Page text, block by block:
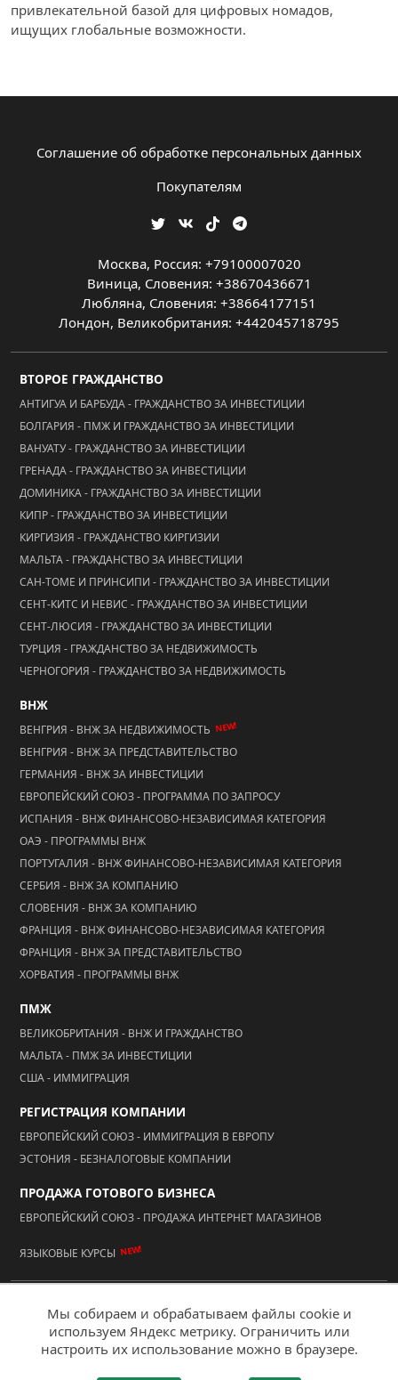
привлекательной базой для цифровых номадов,
ищущих глобальные возможности.
Соглашение об обработке персональных данных
Покупателям
Москва, Россия: +79100007020
Виница, Словения: +38670436671
Любляна, Словения: +38664177151
Лондон, Великобритания: +442045718795
ВТОРОЕ ГРАЖДАНСТВО
АНТИГУА И БАРБУДА - ГРАЖДАНСТВО ЗА ИНВЕСТИЦИИ
БОЛГАРИЯ - ПМЖ И ГРАЖДАНСТВО ЗА ИНВЕСТИЦИИ
ВАНУАТУ - ГРАЖДАНСТВО ЗА ИНВЕСТИЦИИ
ГРЕНАДА - ГРАЖДАНСТВО ЗА ИНВЕСТИЦИИ
ДОМИНИКА - ГРАЖДАНСТВО ЗА ИНВЕСТИЦИИ
КИПР - ГРАЖДАНСТВО ЗА ИНВЕСТИЦИИ
КИРГИЗИЯ - ГРАЖДАНСТВО КИРГИЗИИ
МАЛЬТА - ГРАЖДАНСТВО ЗА ИНВЕСТИЦИИ
САН-ТОМЕ И ПРИНСИПИ - ГРАЖДАНСТВО ЗА ИНВЕСТИЦИИ
СЕНТ-КИТС И НЕВИС - ГРАЖДАНСТВО ЗА ИНВЕСТИЦИИ
СЕНТ-ЛЮСИЯ - ГРАЖДАНСТВО ЗА ИНВЕСТИЦИИ
ТУРЦИЯ - ГРАЖДАНСТВО ЗА НЕДВИЖИМОСТЬ
ЧЕРНОГОРИЯ - ГРАЖДАНСТВО ЗА НЕДВИЖИМОСТЬ
ВНЖ
ВЕНГРИЯ - ВНЖ ЗА НЕДВИЖИМОСТЬ NEW!
ВЕНГРИЯ - ВНЖ ЗА ПРЕДСТАВИТЕЛЬСТВО
ГЕРМАНИЯ - ВНЖ ЗА ИНВЕСТИЦИИ
ЕВРОПЕЙСКИЙ СОЮЗ - ПРОГРАММА ПО ЗАПРОСУ
ИСПАНИЯ - ВНЖ ФИНАНСОВО-НЕЗАВИСИМАЯ КАТЕГОРИЯ
ОАЭ - ПРОГРАММЫ ВНЖ
ПОРТУГАЛИЯ - ВНЖ ФИНАНСОВО-НЕЗАВИСИМАЯ КАТЕГОРИЯ
СЕРБИЯ - ВНЖ ЗА КОМПАНИЮ
СЛОВЕНИЯ - ВНЖ ЗА КОМПАНИЮ
ФРАНЦИЯ - ВНЖ ФИНАНСОВО-НЕЗАВИСИМАЯ КАТЕГОРИЯ
ФРАНЦИЯ - ВНЖ ЗА ПРЕДСТАВИТЕЛЬСТВО
ХОРВАТИЯ - ПРОГРАММЫ ВНЖ
ПМЖ
ВЕЛИКОБРИТАНИЯ - ВНЖ И ГРАЖДАНСТВО
МАЛЬТА - ПМЖ ЗА ИНВЕСТИЦИИ
США - ИММИГРАЦИЯ
РЕГИСТРАЦИЯ КОМПАНИИ
ЕВРОПЕЙСКИЙ СОЮЗ - ИММИГРАЦИЯ В ЕВРОПУ
ЭСТОНИЯ - БЕЗНАЛОГОВЫЕ КОМПАНИИ
ПРОДАЖА ГОТОВОГО БИЗНЕСА
ЕВРОПЕЙСКИЙ СОЮЗ - ПРОДАЖА ИНТЕРНЕТ МАГАЗИНОВ
ЯЗЫКОВЫЕ КУРСЫ NEW!
© 2026 ООО "АААА Адвисер"
Мобильная версия
Мы собираем и обрабатываем файлы cookie и
используем Яндекс метрику. Ограничить или
настроить их использование можно в браузере.